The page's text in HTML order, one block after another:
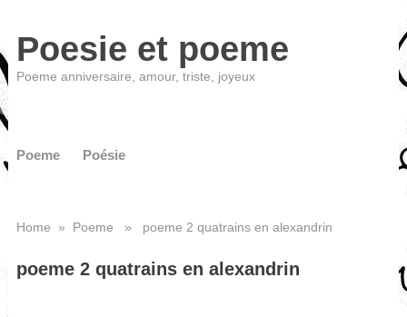
Poesie et poeme
Poeme anniversaire, amour, triste, joyeux
Poeme Poésie
Home » Poeme » poeme 2 quatrains en alexandrin
poeme 2 quatrains en alexandrin